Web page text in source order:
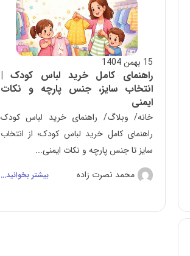
15 بهمن 1404
راهنمای کامل خرید لباس کودک |
انتخاب سایز، جنس پارچه و نکات
ایمنی
خانه/ وبلاگ/ راهنمای خرید لباس کودک
راهنمای کامل خرید لباس کودک؛ از انتخاب
سایز تا جنس پارچه و نکات ایمنی...
محمد نصرت زاده
بیشتر بخوانید...